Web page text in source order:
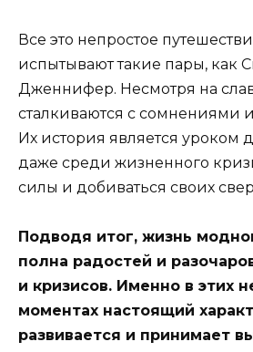
Все это непростое
испытывают такие пары, как
Дженнифер. Несмотря на
сталкиваются с сомнениями
Их история является уроком
даже среди жизненного
силы и добиваться своих
Подводя итог, жизнь
полна радостей и
и кризисов. Именно в этих
моментах настоящий
развивается и принимает